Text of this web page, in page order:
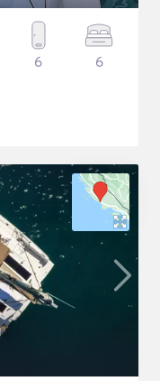
6 6